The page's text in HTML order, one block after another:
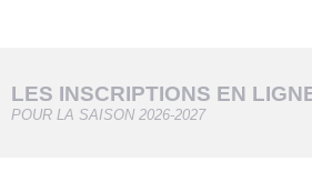
LES INSCRIPTIONS EN
POUR LA SAISON 2026-2027